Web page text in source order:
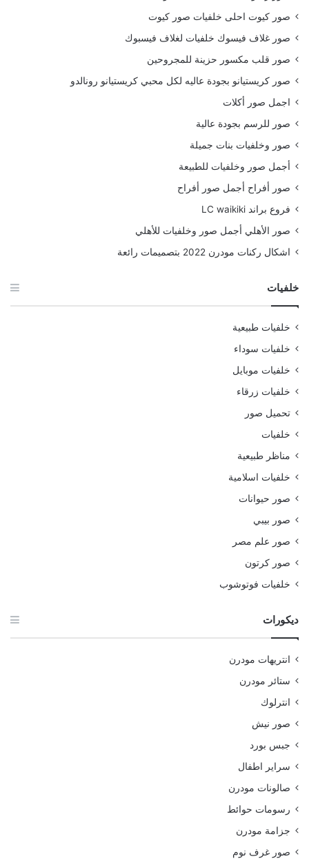
صور كيوت احلى خلفيات صور كيوت
صور غلاف فيسوك خلفيات لغلاف فيسبوك
صور قلب مكسور حزينة للمجروحين
صور كريستيانو بجودة عاليه لكل محبي كريستيانو رونالدو
اجمل صور أكلات
صور للرسم بجودة عالية
صور وخلفيات بنات جميلة
أجمل صور وخلفيات للطبيعة
صور أفراح أجمل صور أفراح
فروع براند LC waikiki
صور الأهلي أجمل صور وخلفيات للأهلي
اشكال ركنات مودرن 2022 بتصميمات رائعة
خلفيات
خلفيات طبيعية
خلفيات سوداء
خلفيات موبايل
خلفيات زرقاء
تحميل صور
خلفيات
مناظر طبيعية
خلفيات اسلامية
صور حيوانات
صور بيبي
صور علم مصر
صور كرتون
خلفيات فوتوشوب
ديكورات
انتريهات مودرن
ستائر مودرن
انترلوك
صور نيش
جبس بورد
سراير اطفال
صالونات مودرن
رسومات حوائط
جزامة مودرن
صور غرف نوم